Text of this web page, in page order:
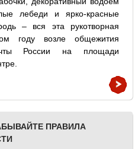
лебеди и ярко-красные
– вся эта рукотворная
году возле общежития
России на площади
ПРАВИЛА